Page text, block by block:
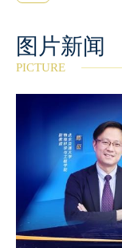
图片新闻
PICTURE